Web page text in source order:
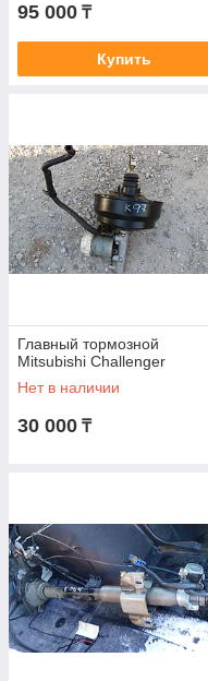
95 000 ₸
Купить
Главный тормозной
Mitsubishi Challenger
Нет в наличии
30 000 ₸